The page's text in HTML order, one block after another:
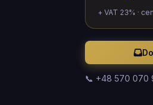
+ VAT 23% ·
📞 +48 570 070